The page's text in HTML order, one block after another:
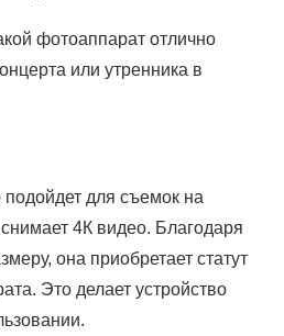
фотоаппарат отлично
или утренника в
для съемок на
4К видео. Благодаря
она приобретает статут
Это делает устройство